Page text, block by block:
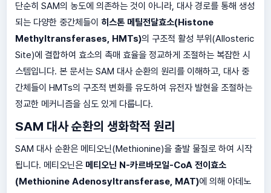
단순히 SAM의 농도에 의존하는 것이 아니라, 대사 경로를 통해 생성
되는 다양한 중간체들이 히스톤 메틸전달효소(Histone
Methyltransferases, HMTs)의 구조적 활성 부위(Allosteric
Site)에 결합하여 효소의 촉매 효율을 정교하게 조절하는 복잡한 시
스템입니다. 본 문서는 SAM 대사 순환의 원리를 이해하고, 대사 중
간체들이 HMTs의 구조적 변화를 유도하여 유전자 발현을 조절하는
정교한 메커니즘을 심도 있게 다룹니다.
SAM 대사 순환의 생화학적 원리
SAM 대사 순환은 메티오닌(Methionine)을 출발 물질로 하여 시작
됩니다. 메티오닌은 메티오닌 N-카르바모일-CoA 전이효소
(Methionine Adenosyltransferase, MAT)에 의해 아데노